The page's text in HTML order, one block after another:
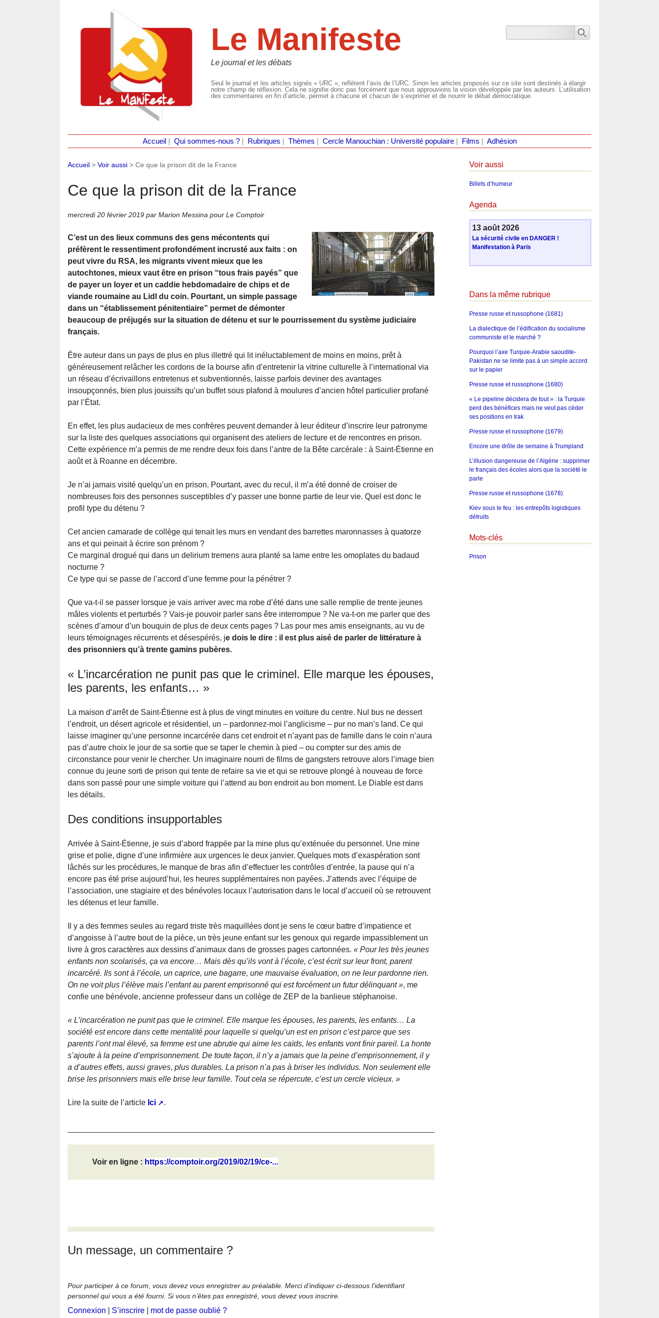
Le Manifeste
Le journal et les débats
Seul le journal et les articles signés « URC », reflètent l’avis de l’URC. Sinon les articles proposés sur ce site sont destinés à élargir
notre champ de réflexion. Cela ne signifie donc pas forcément que nous approuvions la vision développée par les auteurs. L’utilisation
des commentaires en fin d’article, permet à chacune et chacun de s’exprimer et de nourrir le débat démocratique.
Accueil Qui sommes-nous ?| Rubriques Thèmes Cercle Manouchian : Université populaire| Films Adhésion
Accueil > Voir aussi > Ce que la prison dit de la France
Ce que la prison dit de la France
mercredi 20 février 2019 par Marion Messina pour Le Comptoir
C’est un des lieux communs des gens mécontents qui
préfèrent le ressentiment profondément incrusté aux faits : on
peut vivre du RSA, les migrants vivent mieux que les
autochtones, mieux vaut être en prison “tous frais payés” que
de payer un loyer et un caddie hebdomadaire de chips et de
viande roumaine au Lidl du coin. Pourtant, un simple passage
dans un “établissement pénitentiaire” permet de démonter
beaucoup de préjugés sur la situation de détenu et sur le pourrissement du système judiciaire
français.
Être auteur dans un pays de plus en plus illettré qui lit inéluctablement de moins en moins, prêt à
généreusement relâcher les cordons de la bourse afin d’entretenir la vitrine culturelle à l’international via
un réseau d’écrivaillons entretenus et subventionnés, laisse parfois deviner des avantages
insoupçonnés, bien plus jouissifs qu’un buffet sous plafond à moulures d’ancien hôtel particulier profané
par l’État.
En effet, les plus audacieux de mes confrères peuvent demander à leur éditeur d’inscrire leur patronyme
sur la liste des quelques associations qui organisent des ateliers de lecture et de rencontres en prison.
Cette expérience m’a permis de me rendre deux fois dans l’antre de la Bête carcérale : à Saint-Étienne en
août et à Roanne en décembre.
Je n’ai jamais visité quelqu’un en prison. Pourtant, avec du recul, il m’a été donné de croiser de
nombreuses fois des personnes susceptibles d’y passer une bonne partie de leur vie. Quel est donc le
profil type du détenu ?
Cet ancien camarade de collège qui tenait les murs en vendant des barrettes maronnasses à quatorze
ans et qui peinait à écrire son prénom ?
Ce marginal drogué qui dans un delirium tremens aura planté sa lame entre les omoplates du badaud
nocturne ?
Ce type qui se passe de l’accord d’une femme pour la pénétrer ?
Que va-t-il se passer lorsque je vais arriver avec ma robe d’été dans une salle remplie de trente jeunes
mâles violents et perturbés ? Vais-je pouvoir parler sans être interrompue ? Ne va-t-on me parler que des
scènes d’amour d’un bouquin de plus de deux cents pages ? Las pour mes amis enseignants, au vu de
leurs témoignages récurrents et désespérés, je dois le dire : il est plus aisé de parler de littérature à
des prisonniers qu’à trente gamins pubères.
« L’incarcération ne punit pas que le criminel. Elle marque les épouses,
les parents, les enfants… »
La maison d’arrêt de Saint-Étienne est à plus de vingt minutes en voiture du centre. Nul bus ne dessert
l’endroit, un désert agricole et résidentiel, un – pardonnez-moi l’anglicisme – pur no man’s land. Ce qui
laisse imaginer qu’une personne incarcérée dans cet endroit et n’ayant pas de famille dans le coin n’aura
pas d’autre choix le jour de sa sortie que se taper le chemin à pied – ou compter sur des amis de
circonstance pour venir le chercher. Un imaginaire nourri de films de gangsters retrouve alors l’image bien
connue du jeune sorti de prison qui tente de refaire sa vie et qui se retrouve plongé à nouveau de force
dans son passé pour une simple voiture qui l’attend au bon endroit au bon moment. Le Diable est dans
les détails.
Des conditions insupportables
Arrivée à Saint-Étienne, je suis d’abord frappée par la mine plus qu’exténuée du personnel. Une mine
grise et polie, digne d’une infirmière aux urgences le deux janvier. Quelques mots d’exaspération sont
lâchés sur les procédures, le manque de bras afin d’effectuer les contrôles d’entrée, la pause qui n’a
encore pas été prise aujourd’hui, les heures supplémentaires non payées. J’attends avec l’équipe de
l’association, une stagiaire et des bénévoles locaux l’autorisation dans le local d’accueil où se retrouvent
les détenus et leur famille.
Il y a des femmes seules au regard triste très maquillées dont je sens le cœur battre d’impatience et
d’angoisse à l’autre bout de la pièce, un très jeune enfant sur les genoux qui regarde impassiblement un
livre à gros caractères aux dessins d’animaux dans de grosses pages cartonnées. « Pour les très jeunes
enfants non scolarisés, ça va encore… Mais dès qu’ils vont à l’école, c’est écrit sur leur front, parent
incarcéré. Ils sont à l’école, un caprice, une bagarre, une mauvaise évaluation, on ne leur pardonne rien.
On ne voit plus l’élève mais l’enfant au parent emprisonné qui est forcément un futur délinquant », me
confie une bénévole, ancienne professeur dans un collège de ZEP de la banlieue stéphanoise.
« L’incarcération ne punit pas que le criminel. Elle marque les épouses, les parents, les enfants… La
société est encore dans cette mentalité pour laquelle si quelqu’un est en prison c’est parce que ses
parents l’ont mal élevé, sa femme est une abrutie qui aime les caïds, les enfants vont finir pareil. La honte
s’ajoute à la peine d’emprisonnement. De toute façon, il n’y a jamais que la peine d’emprisonnement, il y
a d’autres effets, aussi graves, plus durables. La prison n’a pas à briser les individus. Non seulement elle
brise les prisonniers mais elle brise leur famille. Tout cela se répercute, c’est un cercle vicieux. »
Lire la suite de l’article Ici .
Voir en ligne : https://comptoir.org/2019/02/19/ce-...
Un message, un commentaire ?
Pour participer à ce forum, vous devez vous enregistrer au préalable. Merci d’indiquer ci-dessous l’identifiant
personnel qui vous a été fourni. Si vous n’êtes pas enregistré, vous devez vous inscrire.
Connexion S’inscrire mot de passe oublié ?
Voir aussi
Billets d’humeur
Agenda
13 août 2026
La sécurité civile en DANGER !
Manifestation à Paris
Dans la même rubrique
Presse russe et russophone (1681)
La dialectique de l’édification du socialisme
communiste et le marché ?
Pourquoi l’axe Turquie-Arabie saoudite-
Pakistan ne se limite pas à un simple accord
sur le papier
Presse russe et russophone (1680)
« Le pipeline décidera de tout » : la Turquie
perd des bénéfices mais ne veut pas céder
ses positions en Irak
Presse russe et russophone (1679)
Encore une drôle de semaine à Trumpland
L’illusion dangereuse de l’Algérie : supprimer
le français des écoles alors que la société le
parle
Presse russe et russophone (1678)
Kiev sous le feu : les entrepôts logistiques
détruits
Mots-clés
Prison